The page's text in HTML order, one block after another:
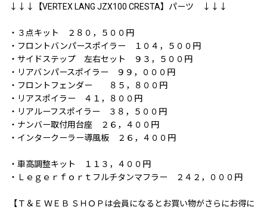
↓↓↓【VERTEX LANG JZX100 CRESTA】パーツ ↓↓↓
・３点キット ２８０，５００円
・フロントバンパースポイラー １０４，５００円
・サイドステップ 左右セット ９３，５００円
・リアバンパースポイラー ９９，０００円
・フロントフェンダー ８５，８００円
・リアスポイラー ４１，８００円
・リアルーフスポイラー ３８，５００円
・ナンバー取付用台座 ２６，４００円
・インタークーラー導風板 ２６，４００円
・車高調整キット １１３，４００円
・Ｌｅｇｅｒｆｏｒｔフルチタンマフラー ２４２，０００円
【Ｔ＆Ｅ ＷＥＢ ＳＨＯＰは会員になるとお買い物がさらにお得に